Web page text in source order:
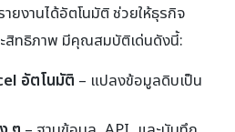
ยงานได้อัตโนมัติ ช่วยให้ธุรกิจ
สิทธิภาพ มีคุณสมบัติเด่นดังนี้:
อัตโนมัติ – แปลงข้อมูลดิบเป็น